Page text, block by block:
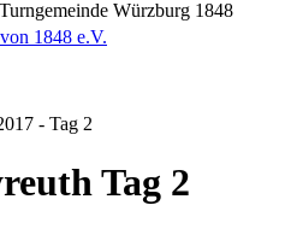
1848 e.V.
- Tag 2
Tag 2